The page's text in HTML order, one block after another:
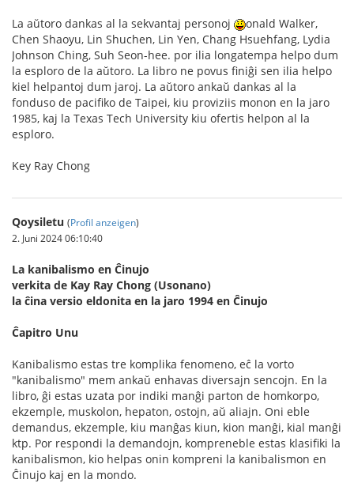
La aŭtoro dankas al la sekvantaj personoj
onald Walker,
Chen Shaoyu, Lin Shuchen, Lin Yen, Chang Hsuehfang, Lydia
Johnson Ching, Suh Seon-hee. por ilia longatempa helpo dum
la esploro de la aŭtoro. La libro ne povus finiĝi sen ilia helpo
kiel helpantoj dum jaroj. La aŭtoro ankaŭ dankas al la
fonduso de pacifiko de Taipei, kiu proviziis monon en la jaro
1985, kaj la Texas Tech University kiu ofertis helpon al la
esploro.
Key Ray Chong
Qoysiletu (Profil anzeigen)
2. Juni 2024 06:10:40
La kanibalismo en Ĉinujo
verkita de Kay Ray Chong (Usonano)
la ĉina versio eldonita en la jaro 1994 en Ĉinujo
Ĉapitro Unu
Kanibalismo estas tre komplika fenomeno, eĉ la vorto
"kanibalismo" mem ankaŭ enhavas diversajn sencojn. En la
libro, ĝi estas uzata por indiki manĝi parton de homkorpo,
ekzemple, muskolon, hepaton, ostojn, aŭ aliajn. Oni eble
demandus, ekzemple, kiu manĝas kiun, kion manĝi, kial manĝi
ktp. Por respondi la demandojn, kompreneble estas klasifiki la
kanibalismon, kio helpas onin kompreni la kanibalismon en
Ĉinujo kaj en la mondo.